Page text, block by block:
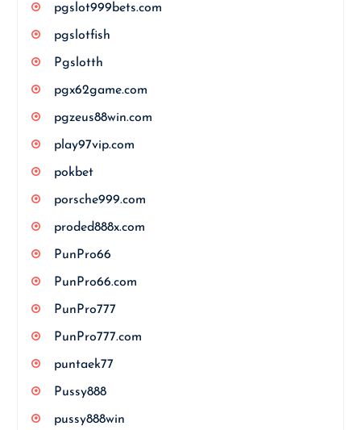
pgslot999bets.com
pgslotfish
Pgslotth
pgx62game.com
pgzeus88win.com
play97vip.com
pokbet
porsche999.com
proded888x.com
PunPro66
PunPro66.com
PunPro777
PunPro777.com
puntaek77
Pussy888
pussy888win